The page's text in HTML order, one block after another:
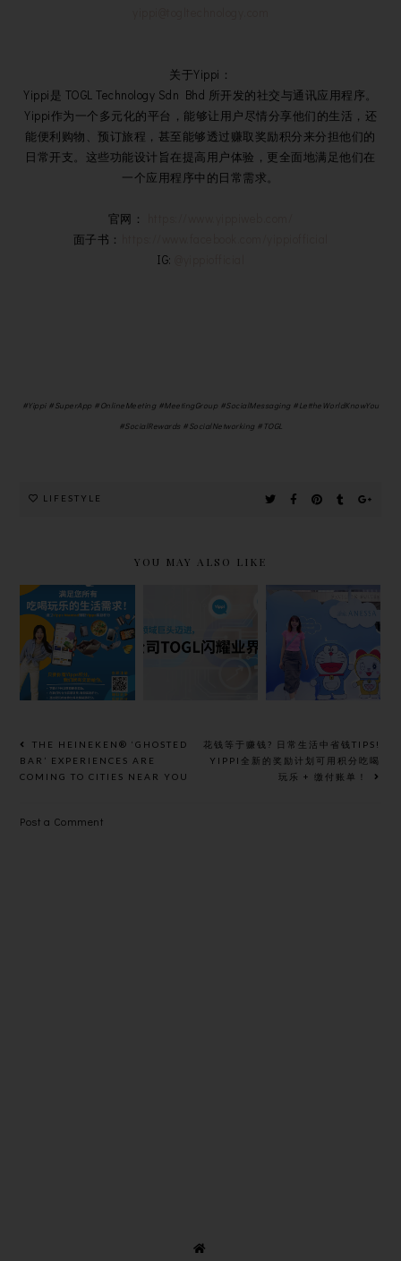
关于Yippi：
Yippi是 TOGL Technology Sdn Bhd 所开发的社交与通讯应用程序。
Yippi作为一个多元化的平台，能够让用户尽情分享他们的生活，还
能便利购物、预订旅程，甚至能够透过赚取奖励积分来分担他们的
日常开支。这些功能设计旨在提高用户体验，更全面地满足他们在
一个应用程序中的日常需求。
官网：
面子书：
IG:
#Yippi #SuperApp #OnlineMeeting #MeetingGroup #SocialMessaging #LettheWorldKnowYou
#SocialRewards #SocialNetworking #TOGL
LIFESTYLE
YOU MAY ALSO LIKE
花钱等于赚
钱? 日常生活
中省钱TIPS!
YIPPI全新的
奖励计划可用
积分吃喝玩乐
TOGL开发的
超级奖励
YIPPI
LIMITED
EDITION
DORAEMON
ANESSA
PERFECT
UV
N
SKINCARE
MILK
THE HEINEKEN® ‘GHOSTED
BAR’ EXPERIENCES ARE
COMING TO CITIES NEAR YOU
花钱等于赚钱? 日常生活中省钱TIPS!
YIPPI全新的奖励计划可用积分吃喝
玩乐 + 缴付账单！
Post a Comment